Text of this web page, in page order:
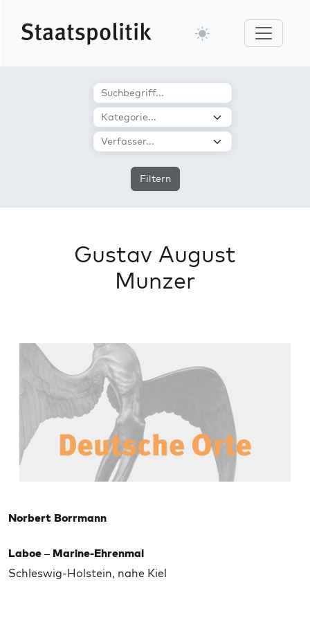
Filtern
Gustav August
Munzer
Norbert Borrmann
Laboe – Marine-Ehrenmal
Schleswig-Holstein, nahe Kiel